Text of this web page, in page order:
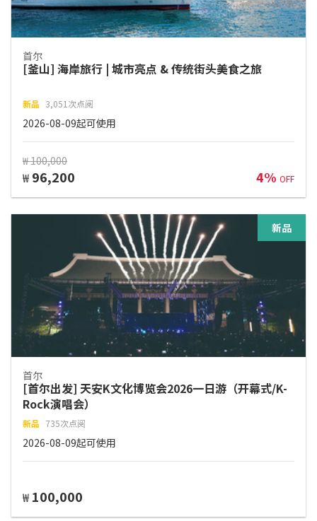
首尔
[釜山] 海岸旅行 | 城市亮点 & 传统街头美食之旅
新品 3,051次点阅
2026-08-09起可使用
₩ 100,000
₩ 96,200 4% OFF
新品
首尔
[首尔出发] 天安K文化博览会2026一日游（开幕式/K-
Rock演唱会）
新品 735次点阅
2026-08-09起可使用
₩ 100,000